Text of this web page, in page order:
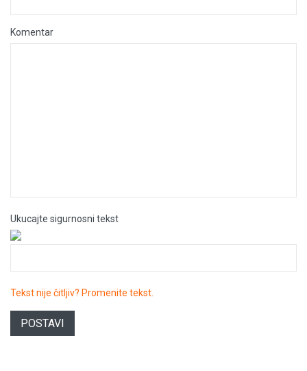
Komentar
Ukucajte sigurnosni tekst
Tekst nije čitljiv? Promenite tekst.
POSTAVI